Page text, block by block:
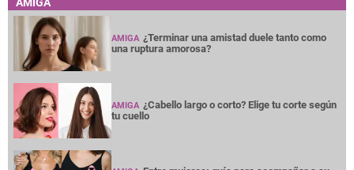
AMIGA
AMIGA ¿Terminar una amistad duele tanto como
una ruptura amorosa?
AMIGA ¿Cabello largo o corto? Elige tu corte según
tu cuello